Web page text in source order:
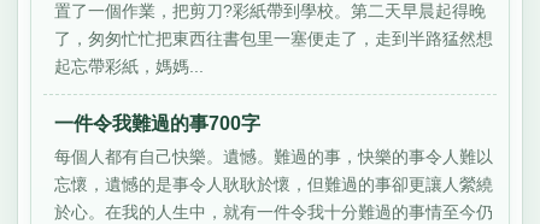
置了一個作業，把剪刀?彩紙帶到學校。第二天早晨起得晚
了，匆匆忙忙把東西往書包里一塞便走了，走到半路猛然想
起忘帶彩紙，媽媽...
一件令我難過的事700字
每個人都有自己快樂。遺憾。難過的事，快樂的事令人難以
忘懷，遺憾的是事令人耿耿於懷，但難過的事卻更讓人縈繞
於心。在我的人生中，就有一件令我十分難過的事情至今仍